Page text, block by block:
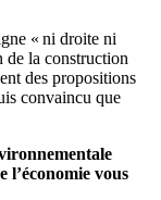
« ni droite ni
de la construction
des propositions
convaincu que
l’économie vous